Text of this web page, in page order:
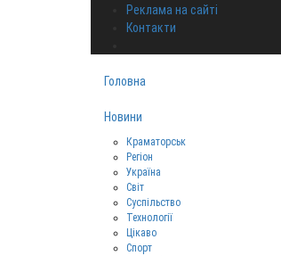
Реклама на сайті
Контакти
Головна
Новини
Краматорськ
Регіон
Україна
Світ
Суспільство
Технології
Цікаво
Спорт